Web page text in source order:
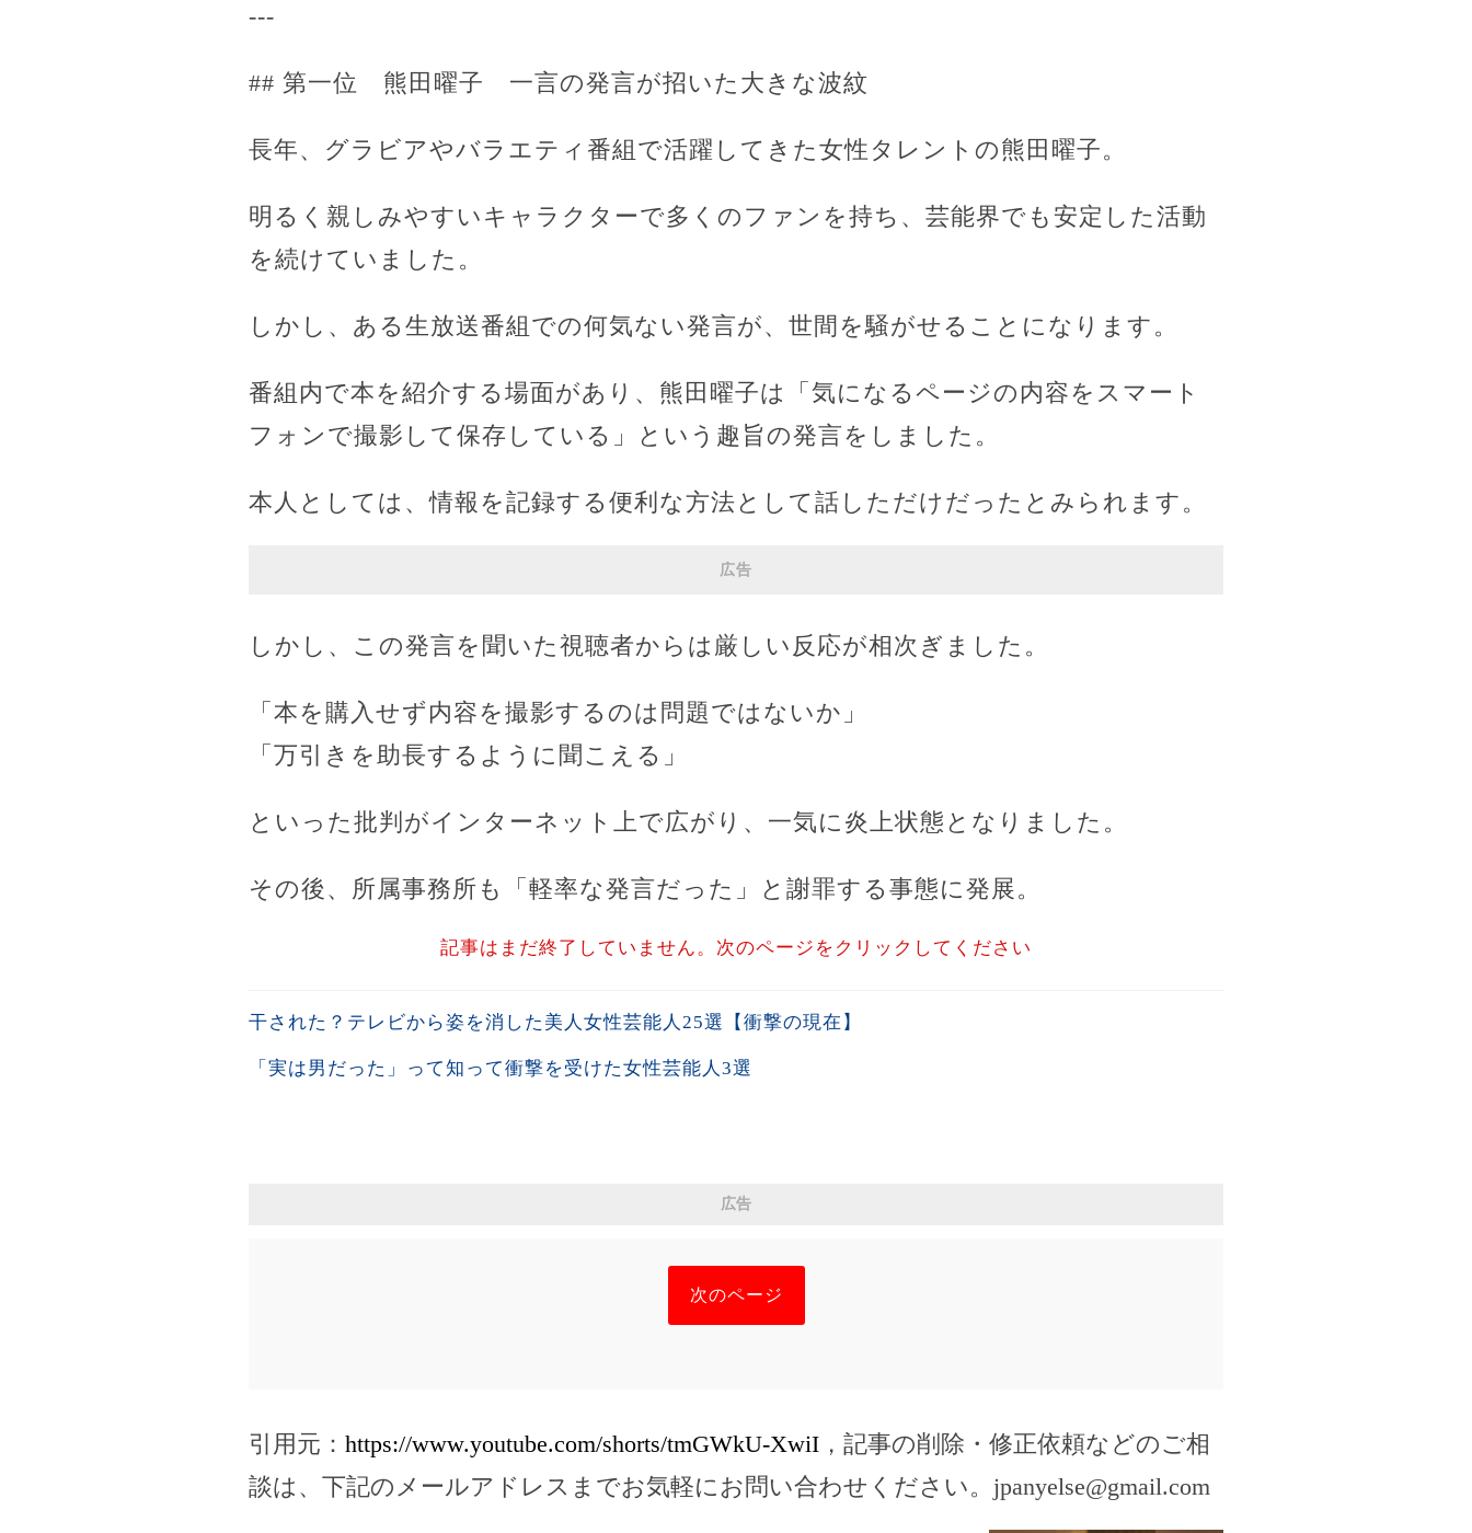
---
## 第一位 熊田曜子 一言の発言が招いた大きな波紋
長年、グラビアやバラエティ番組で活躍してきた女性タレントの熊田曜子。
明るく親しみやすいキャラクターで多くのファンを持ち、芸能界でも安定した活動
を続けていました。
しかし、ある生放送番組での何気ない発言が、世間を騒がせることになります。
番組内で本を紹介する場面があり、熊田曜子は「気になるページの内容をスマート
フォンで撮影して保存している」という趣旨の発言をしました。
本人としては、情報を記録する便利な方法として話しただけだったとみられます。
広告
しかし、この発言を聞いた視聴者からは厳しい反応が相次ぎました。
「本を購入せず内容を撮影するのは問題ではないか」
「万引きを助長するように聞こえる」
といった批判がインターネット上で広がり、一気に炎上状態となりました。
その後、所属事務所も「軽率な発言だった」と謝罪する事態に発展。
記事はまだ終了していません。次のページをクリックしてください
干された？テレビから姿を消した美人女性芸能人25選【衝撃の現在】
「実は男だった」って知って衝撃を受けた女性芸能人3選
広告
次のページ
引用元： https://www.youtube.com/shorts/tmGWkU-XwiI ，記事の削除・修正依頼などのご相
談は、下記のメールアドレスまでお気軽にお問い合わせください。 jpanyelse@gmail.com